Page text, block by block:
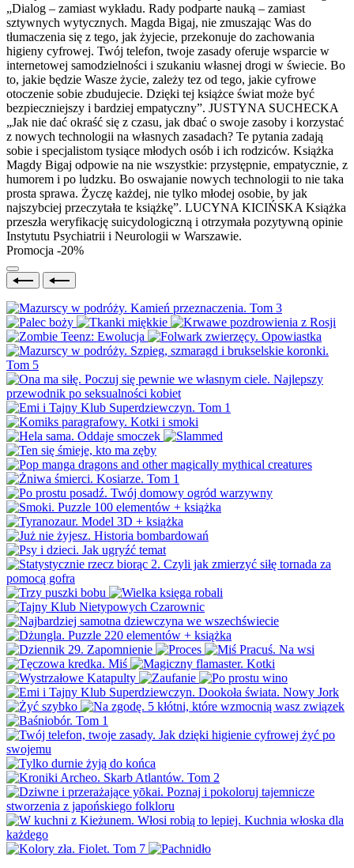
„Dialog – zamiast wykładu. Rady podparte nauką – zamiast
sztywnych wytycznych. Magda Bigaj, nie zmuszając Was do
tłumaczenia się z tego, jak żyjecie, przekonuje do zachowania
higieny cyfrowej. Twój telefon, twoje zasady oferuje wsparcie w
internetowej samodzielności i szukaniu własnej drogi w świecie. Bo
to, jakie będzie Wasze życie, zależy tez od tego, jakie cyfrowe
otoczenie sobie zbudujecie. Dzięki tej książce świat może być
bezpieczniejszy i bardziej empatyczny”. JUSTYNA SUCHECKA
„Jak nie dać okraść się z czasu, jak dbać o swoje zasoby i korzystać
z nowych technologii na własnych zasadach? Te pytania zadają
sobie i specjalistom tysiące młodych osób i ich rodziców. Książka
Magdy Bigaj odpowie na nie wszystkie: przystępnie, empatycznie, z
humorem i po ludzku. Bo oswajanie nowych technologii to nie taka
prosta sprawa. Życzę każdej, nie tylko młodej osobie, by jak
najszybciej przeczytała te książkę”. LUCYNA KICIŃSKA Książka
przeszła weryfikację suicydologiczną i otrzymała pozytywną opinie
Instytutu Psychiatrii i Neurologii w Warszawie.
Promocja -20%